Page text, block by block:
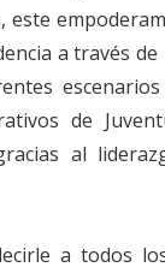
este
a través
de
al
a todos